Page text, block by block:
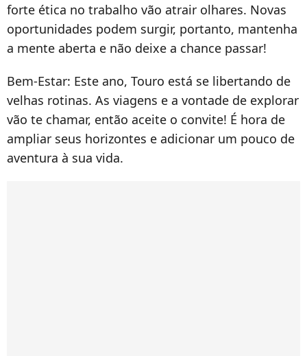
forte ética no trabalho vão atrair olhares. Novas
oportunidades podem surgir, portanto, mantenha
a mente aberta e não deixe a chance passar!
Bem-Estar: Este ano, Touro está se libertando de
velhas rotinas. As viagens e a vontade de explorar
vão te chamar, então aceite o convite! É hora de
ampliar seus horizontes e adicionar um pouco de
aventura à sua vida.